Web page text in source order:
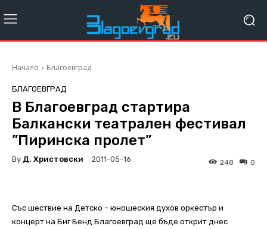
Начало Благоевград
БЛАГОЕВГРАД
В Благоевград стартира
Балкански театрален фестивал
”Пиринска пролет”
By Д. Христовски 2011-05-16 0
248
Със шествие на Детско – юношеския духов оркестър и
концерт на Биг Бенд Благоевград ще бъде открит днес